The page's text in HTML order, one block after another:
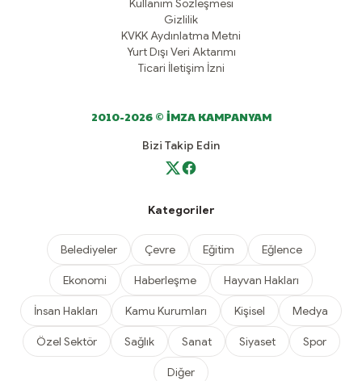
Kullanım Sözleşmesi
Gizlilik
KVKK Aydınlatma Metni
Yurt Dışı Veri Aktarımı
Ticari İletişim İzni
2010-2026 © İMZA KAMPANYAM
Bizi Takip Edin
Kategoriler
Belediyeler Çevre Eğitim Eğlence
Ekonomi Haberleşme Hayvan Hakları
İnsan Hakları Kamu Kurumları Kişisel Medya
Özel Sektör Sağlık Sanat Siyaset Spor
Diğer